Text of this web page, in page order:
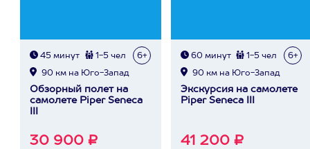
45 минут 1-5 чел 6+
90 км на Юго-Запад
Обзорный полет на
самолете Piper Seneca
30 900 ₽
60 минут 1-5 чел 6+
90 км на Юго-Запад
Экскурсия на самолете
Piper Seneca III
41 200 ₽